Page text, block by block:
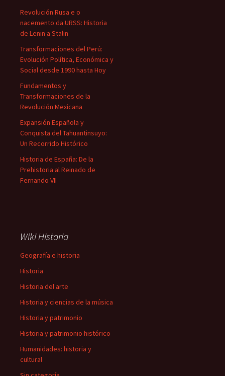
Revolución Rusa e o
nacemento da URSS: Historia
de Lenin a Stalin
Transformaciones del Perú:
Evolución Política, Económica y
Social desde 1990 hasta Hoy
Fundamentos y
Transformaciones de la
Revolución Mexicana
Expansión Española y
Conquista del Tahuantinsuyo:
Un Recorrido Histórico
Historia de España: De la
Prehistoria al Reinado de
Fernando VII
Wiki Historia
Geografía e historia
Historia
Historia del arte
Historia y ciencias de la música
Historia y patrimonio
Historia y patrimonio histórico
Humanidades: historia y
cultural